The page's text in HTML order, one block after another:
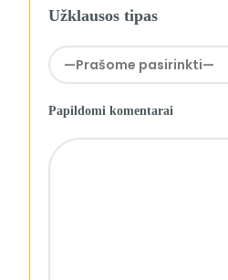
Užklausos tipas
Papildomi komentarai